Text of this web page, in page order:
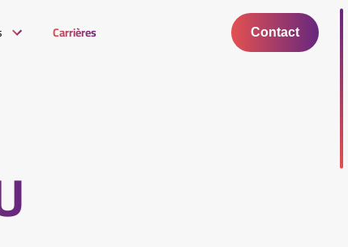
Carrières Contact